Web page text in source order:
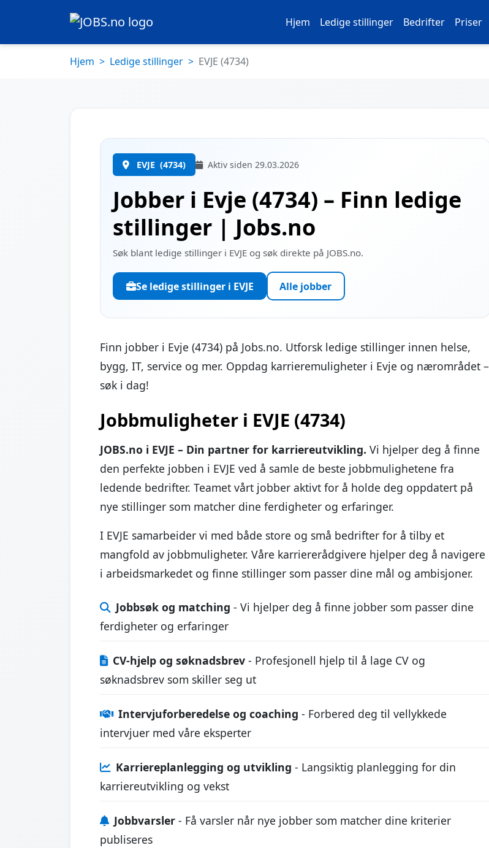
Hjem Ledige stillinger Bedrifter Priser
Hjem Ledige stillinger EVJE (4734)
EVJE (4734) Aktiv siden 29.03.2026
Jobber i Evje (4734) – Finn ledige
stillinger | Jobs.no
Søk blant ledige stillinger i EVJE og søk direkte på JOBS.no.
Se ledige stillinger i EVJE Alle jobber
Finn jobber i Evje (4734) på Jobs.no. Utforsk ledige stillinger innen helse,
bygg, IT, service og mer. Oppdag karrieremuligheter i Evje og nærområdet –
søk i dag!
Jobbmuligheter i EVJE (4734)
JOBS.no i EVJE – Din partner for karriereutvikling. Vi hjelper deg å finne
den perfekte jobben i EVJE ved å samle de beste jobbmulighetene fra
ledende bedrifter. Teamet vårt jobber aktivt for å holde deg oppdatert på
nye stillinger som matcher dine ferdigheter og erfaringer.
I EVJE samarbeider vi med både store og små bedrifter for å tilby et
mangfold av jobbmuligheter. Våre karriererådgivere hjelper deg å navigere
i arbeidsmarkedet og finne stillinger som passer dine mål og ambisjoner.
Jobbsøk og matching - Vi hjelper deg å finne jobber som passer dine
ferdigheter og erfaringer
CV-hjelp og søknadsbrev - Profesjonell hjelp til å lage CV og
søknadsbrev som skiller seg ut
Intervjuforberedelse og coaching - Forbered deg til vellykkede
intervjuer med våre eksperter
Karriereplanlegging og utvikling - Langsiktig planlegging for din
karriereutvikling og vekst
Jobbvarsler - Få varsler når nye jobber som matcher dine kriterier
publiseres